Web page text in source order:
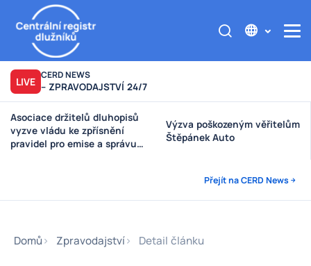
LIVE CERD NEWS
– ZPRAVODAJSTVÍ 24/7
Asociace držitelů dluhopisů
vyzve vládu ke zpřísnění
pravidel pro emise a správu
Výzva poškozeným věřitelům
Štěpánek Auto
Přejít na CERD News
Domů Zpravodajství Detail článku